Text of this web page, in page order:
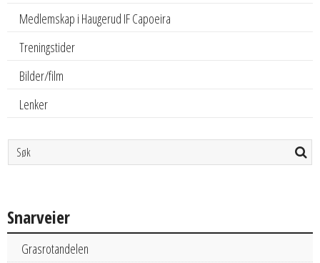
Medlemskap i Haugerud IF Capoeira
Treningstider
Bilder/film
Lenker
Snarveier
Grasrotandelen